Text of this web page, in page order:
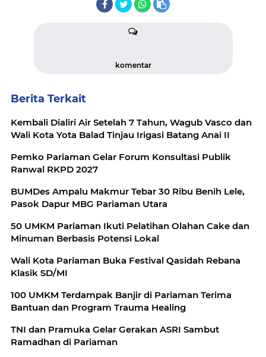
komentar
Berita Terkait
Kembali Dialiri Air Setelah 7 Tahun, Wagub Vasco dan
Wali Kota Yota Balad Tinjau Irigasi Batang Anai II
Pemko Pariaman Gelar Forum Konsultasi Publik
Ranwal RKPD 2027
BUMDes Ampalu Makmur Tebar 30 Ribu Benih Lele,
Pasok Dapur MBG Pariaman Utara
50 UMKM Pariaman Ikuti Pelatihan Olahan Cake dan
Minuman Berbasis Potensi Lokal
Wali Kota Pariaman Buka Festival Qasidah Rebana
Klasik SD/MI
100 UMKM Terdampak Banjir di Pariaman Terima
Bantuan dan Program Trauma Healing
TNI dan Pramuka Gelar Gerakan ASRI Sambut
Ramadhan di Pariaman